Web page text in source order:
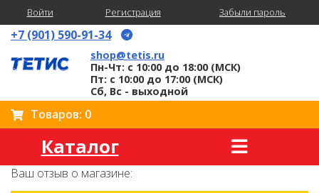
Войти Регистрация Забыли пароль
+7 (901) 590-91-34
shop@tetis.ru
Пн-Чт: с 10:00 до 18:00 (МСК)
Пт: с 10:00 до 17:00 (МСК)
Сб, Вс - выходной
Товаров: 0
Каталог
Ваш отзыв о магазине: